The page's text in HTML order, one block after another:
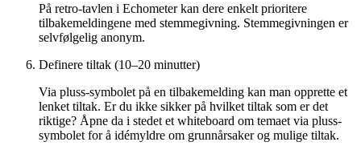
På retro-tavlen i Echometer kan dere enkelt prioritere
tilbakemeldingene med stemmegivning. Stemmegivningen er
selvfølgelig anonym.
Definere tiltak (10–20 minutter)
Via pluss-symbolet på en tilbakemelding kan man opprette et
lenket tiltak. Er du ikke sikker på hvilket tiltak som er det
riktige? Åpne da i stedet et whiteboard om temaet via pluss-
symbolet for å idémyldre om grunnårsaker og mulige tiltak.